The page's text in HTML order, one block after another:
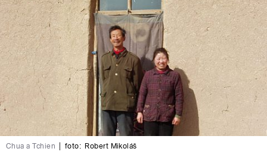
Chua a Tchien foto: Robert Mikoláš